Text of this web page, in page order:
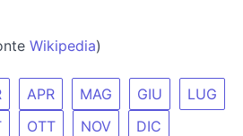
Wikipedia)
APR MAG GIU
LUG
OTT NOV DIC